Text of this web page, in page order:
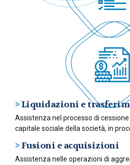
>Liquidazioni e
Assistenza nel processo di
capitale sociale della società, in
>Fusioni e acquisizioni
Assistenza nelle operazioni di